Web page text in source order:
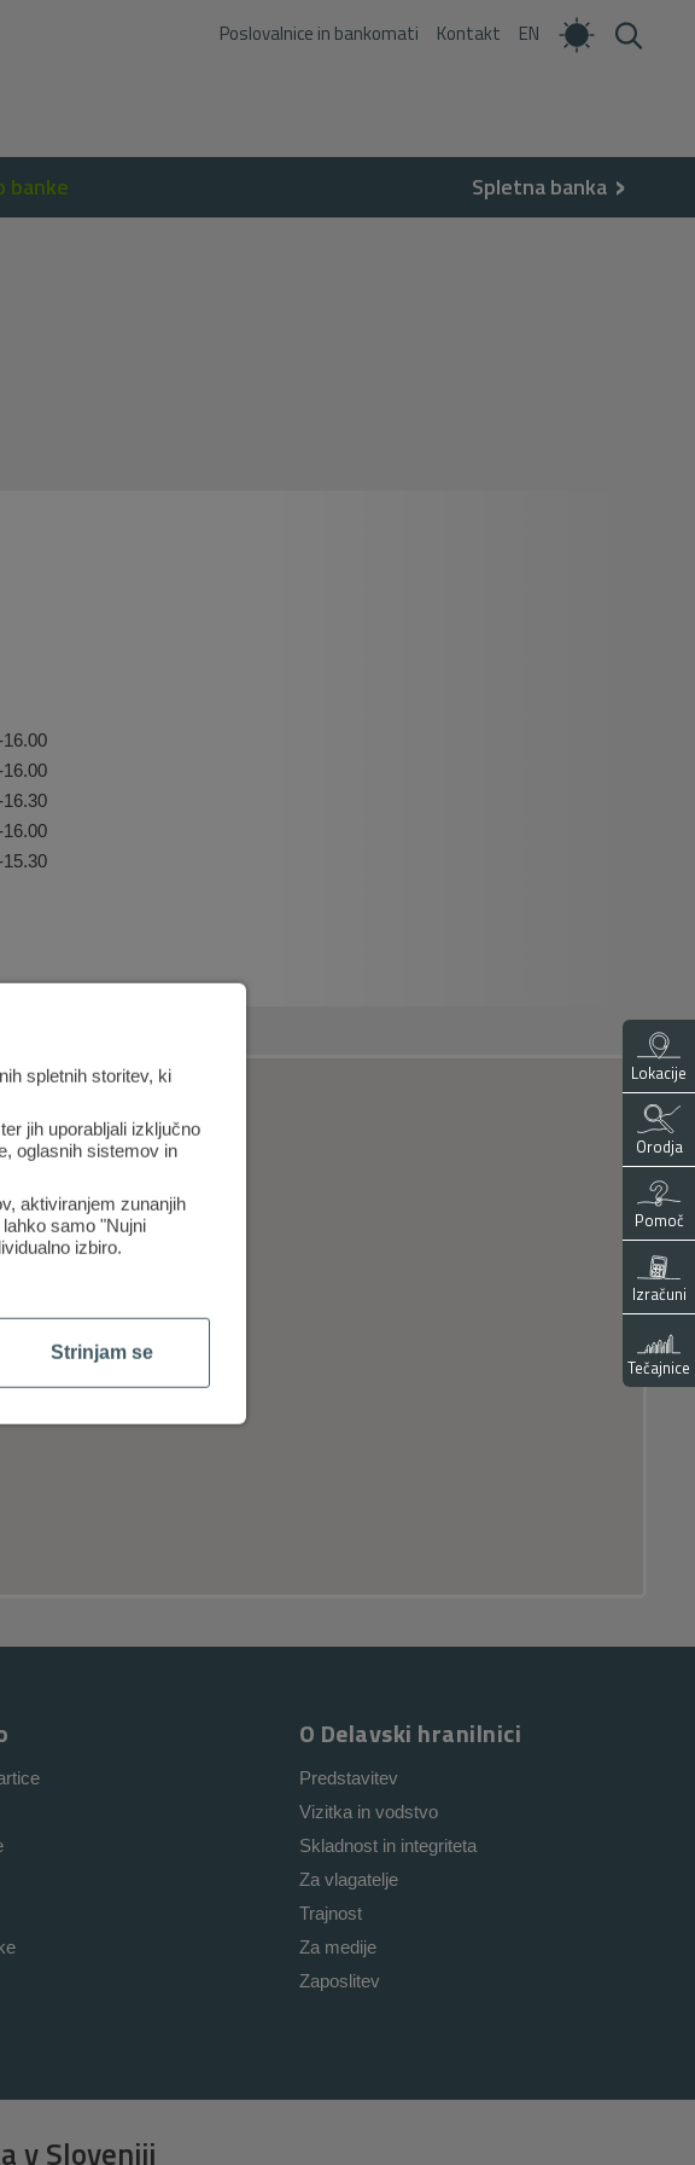
banke
Poslovalnice in bankomati Kontakt EN
Spletna banka
O Delavski hranilnici
Predstavitev
Vizitka in vodstvo
Skladnost in integriteta
Za vlagatelje
Trajnost
Za medije
Zaposlitev
v Sloveniji
Lokacije
Orodja
Pomoč
Izračuni
Tečajnice
spletnih storitev, ki
jih uporabljali izključno
oglasnih sistemov in
aktiviranjem zunanjih
samo "Nujni
izbiro.
Strinjam se